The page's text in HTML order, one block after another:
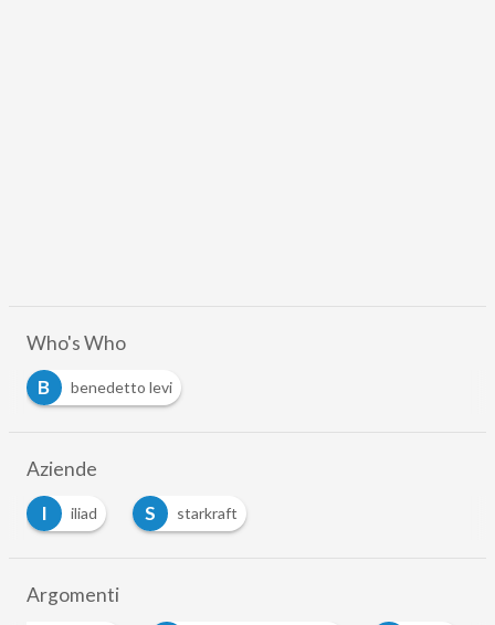
Who's Who
B
benedetto levi
Aziende
I
iliad S
starkraft
Argomenti